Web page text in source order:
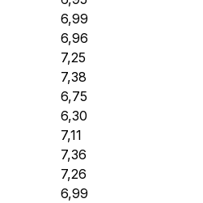
6,99
6,96
7,25
7,38
6,75
6,30
7,11
7,36
7,26
6,99